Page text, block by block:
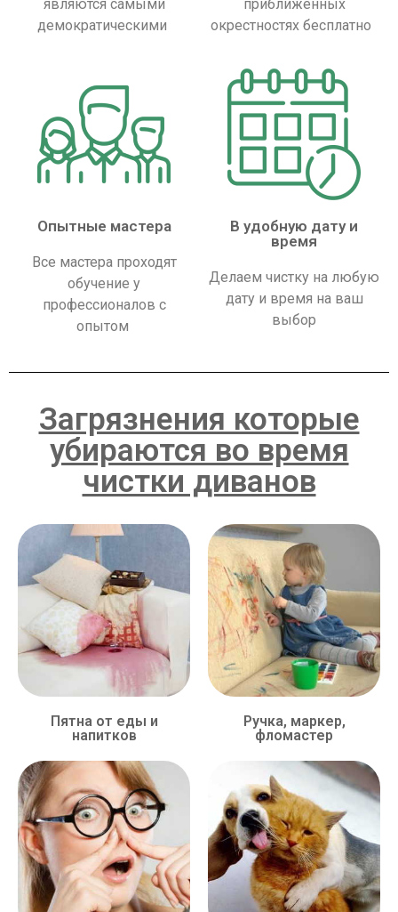
являются самыми
демократическими
приближенных
окрестностях бесплатно
Опытные мастера
Все мастера проходят
обучение у
профессионалов с
опытом
В удобную дату и
время
Делаем чистку на любую
дату и время на ваш
выбор
Загрязнения которые
убираются во время
чистки диванов
Пятна от еды и
напитков
Ручка, маркер,
фломастер